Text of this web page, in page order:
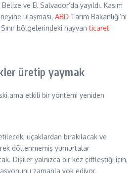
ve El Salvador’da yayıldı. Kasım
ulaşması, ABD Tarım Bakanlığı’nı
bölgelerindeki hayvanticaret
üretip yaymak
ama etkili bir yöntemi yeniden
uçaklardan bırakılacak ve
döllenmemiş yumurtalar
Dişiler yalnızca bir kez çiftleştiği için,
zamanla yok ediyor.